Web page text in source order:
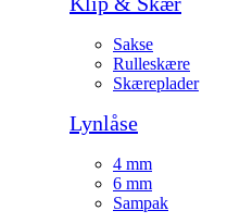
Sakse
Rulleskære
Skæreplader
Lynlåse
4 mm
6 mm
Sampak